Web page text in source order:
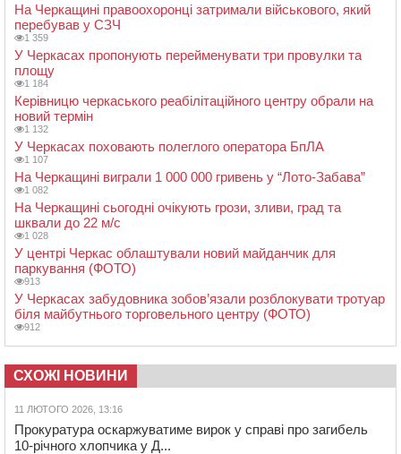
На Черкащині правоохоронці затримали військового, який
перебував у СЗЧ
1 359
У Черкасах пропонують перейменувати три провулки та
площу
1 184
Керівницю черкаського реабілітаційного центру обрали на
новий термін
1 132
У Черкасах поховають полеглого оператора БпЛА
1 107
На Черкащині виграли 1 000 000 гривень у “Лото-Забава”
1 082
На Черкащині сьогодні очікують грози, зливи, град та
шквали до 22 м/с
1 028
У центрі Черкас облаштували новий майданчик для
паркування (ФОТО)
913
У Черкасах забудовника зобов’язали розблокувати тротуар
біля майбутнього торговельного центру (ФОТО)
912
СХОЖІ НОВИНИ
11 ЛЮТОГО 2026, 13:16
Прокуратура оскаржуватиме вирок у справі про загибель
10-річного хлопчика у Д...